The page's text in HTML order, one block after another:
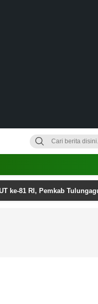
ke-81 RI, Pemkab